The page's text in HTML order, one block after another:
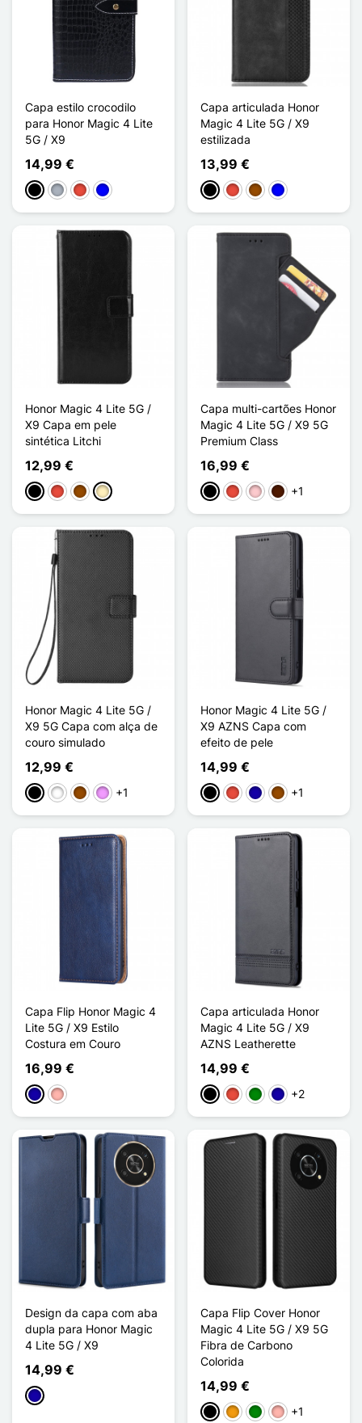
Capa estilo crocodilo
para Honor Magic 4 Lite
5G / X9
14,99 €
PretoCinzento
Vermelho
Azul
Capa articulada Honor
Magic 4 Lite 5G / X9
estilizada
13,99 €
PretoVermelho
Castanho
Azul
Honor Magic 4 Lite 5G /
X9 Capa em pele
sintética Litchi
12,99 €
PretoVermelho
Castanho
Ouro
Capa multi-cartões Honor
Magic 4 Lite 5G / X9 5G
Premium Class
16,99 €
PretoVermelho
RosaCastanho escuro
+1
Honor Magic 4 Lite 5G /
X9 5G Capa com alça de
couro simulado
12,99 €
PretoBrancoCastanhoVioleta ligeira
+1
Honor Magic 4 Lite 5G /
X9 AZNS Capa com
efeito de pele
14,99 €
PretoVermelhoAzul Escuro
Castanho
+1
Capa Flip Honor Magic 4
Lite 5G / X9 Estilo
Costura em Couro
16,99 €
Azul Escuro
Ouro rosa
Capa articulada Honor
Magic 4 Lite 5G / X9
AZNS Leatherette
14,99 €
PretoVermelho
VerdeAzul Escuro
+2
Design da capa com aba
dupla para Honor Magic
4 Lite 5G / X9
14,99 €
Azul Escuro
Capa Flip Cover Honor
Magic 4 Lite 5G / X9 5G
Fibra de Carbono
Colorida
14,99 €
PretoLaranjaVerdeOuro rosa
+1